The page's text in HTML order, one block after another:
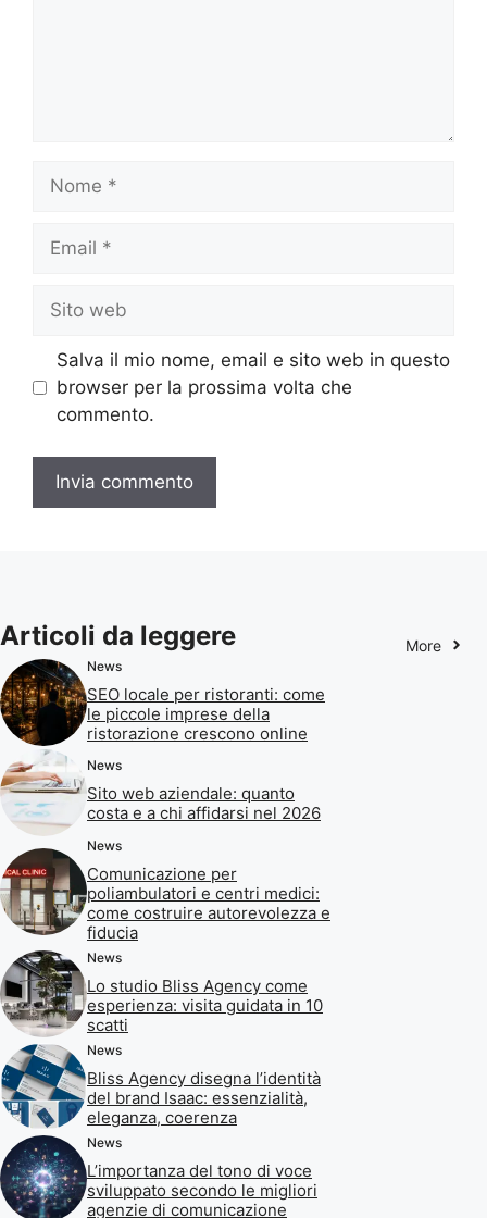
Nome
Email
Sito
web
Salva il mio nome, email e sito web in questo
browser per la prossima volta che
commento.
Articoli da leggere More
News
SEO locale per ristoranti: come
le piccole imprese della
ristorazione crescono online
News
Sito web aziendale: quanto
costa e a chi affidarsi nel 2026
News
Comunicazione per
poliambulatori e centri medici:
come costruire autorevolezza e
fiducia
News
Lo studio Bliss Agency come
esperienza: visita guidata in 10
scatti
News
Bliss Agency disegna l’identità
del brand Isaac: essenzialità,
eleganza, coerenza
News
L’importanza del tono di voce
sviluppato secondo le migliori
agenzie di comunicazione